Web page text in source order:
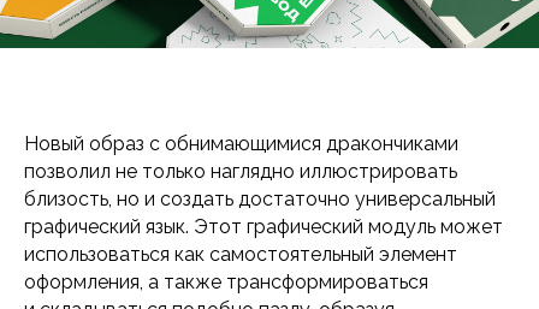
Новый образ с обнимающимися дракончиками
позволил не только наглядно иллюстрировать
близость, но и создать достаточно универсальный
графический язык. Этот графический модуль может
использоваться как самостоятельный элемент
оформления, а также трансформироваться